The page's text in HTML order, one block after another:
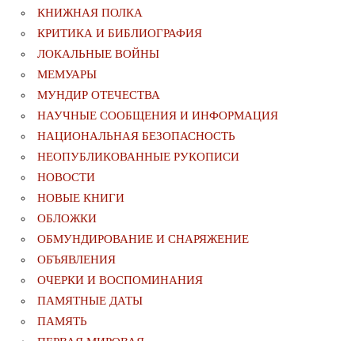
КНИЖНАЯ ПОЛКА
КРИТИКА И БИБЛИОГРАФИЯ
ЛОКАЛЬНЫЕ ВОЙНЫ
МЕМУАРЫ
МУНДИР ОТЕЧЕСТВА
НАУЧНЫЕ СООБЩЕНИЯ И ИНФОРМАЦИЯ
НАЦИОНАЛЬНАЯ БЕЗОПАСНОСТЬ
НЕОПУБЛИКОВАННЫЕ РУКОПИСИ
НОВОСТИ
НОВЫЕ КНИГИ
ОБЛОЖКИ
ОБМУНДИРОВАНИЕ И СНАРЯЖЕНИЕ
ОБЪЯВЛЕНИЯ
ОЧЕРКИ И ВОСПОМИНАНИЯ
ПАМЯТНЫЕ ДАТЫ
ПАМЯТЬ